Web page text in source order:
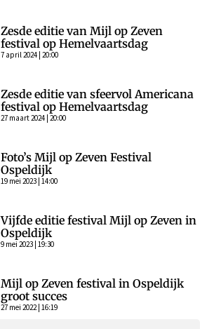
Zesde editie van Mijl op Zeven
festival op Hemelvaartsdag
7 april 2024 | 20:00
Zesde editie van sfeervol Americana
festival op Hemelvaartsdag
27 maart 2024 | 20:00
Foto’s Mijl op Zeven Festival
Ospeldijk
19 mei 2023 | 14:00
Vijfde editie festival Mijl op Zeven in
Ospeldijk
9 mei 2023 | 19:30
Mijl op Zeven festival in Ospeldijk
groot succes
27 mei 2022 | 16:19